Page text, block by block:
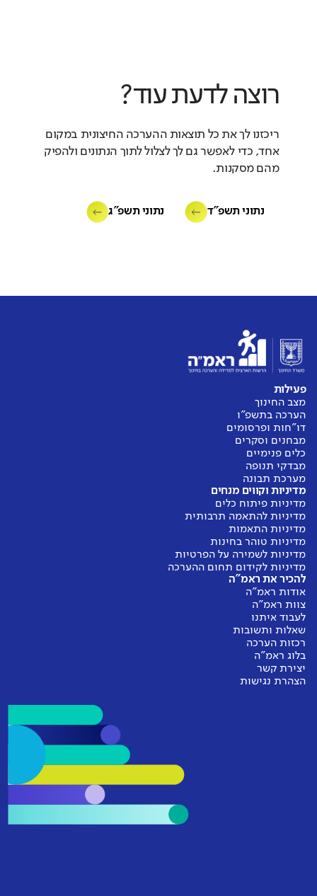
רוצה לדעת עוד?
ריכזנו לך את כל תוצאות ההערכה החיצונית במקום
אחד, כדי לאפשר גם לך לצלול לתוך הנתונים ולהפיק
מהם מסקנות.
נתוני תשפ"ד נתוני תשפ"ג
פעילות
מצב החינוך
הערכה בתשפ"ו
דו"חות ופרסומים
מבחנים וסקרים
כלים פנימיים
מבדקי תנופה
מערכת תבונה
מדיניות וקווים מנחים
מדיניות פיתוח כלים
מדיניות להתאמה תרבותית
מדיניות התאמות
מדיניות טוהר בחינות
מדיניות לשמירה על הפרטיות
מדיניות לקידום תחום ההערכה
להכיר את ראמ"ה
אודות ראמ"ה
צוות ראמ"ה
לעבוד איתנו
שאלות ותשובות
רכזות הערכה
בלוג ראמ"ה
יצירת קשר
הצהרת נגישות